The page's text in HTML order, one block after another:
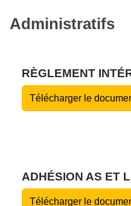
Administratifs
RÈGLEMENT
Télécharger le
ADHÉSION AS ET
Télécharger le